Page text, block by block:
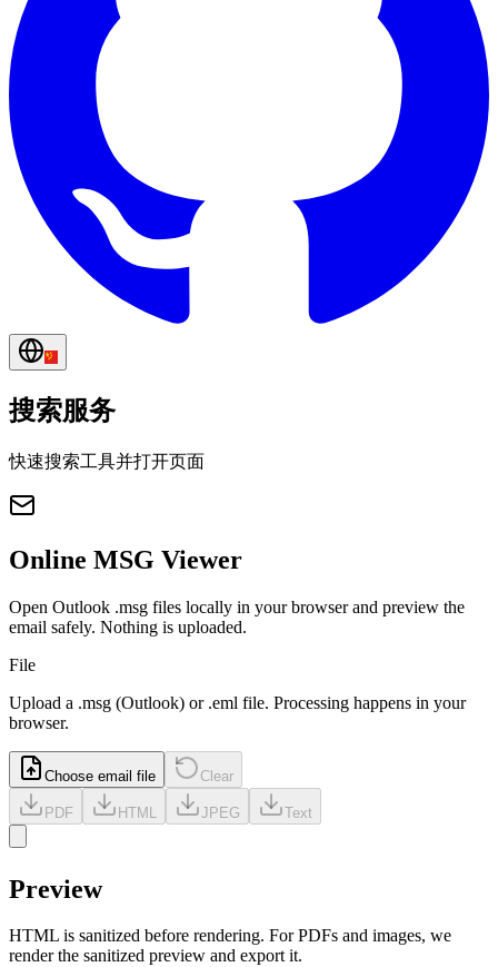
搜索服务
快速搜索工具并打开页面
Online MSG Viewer
Open Outlook .msg files locally in your browser and preview the
email safely. Nothing is uploaded.
File
Upload a .msg (Outlook) or .eml file. Processing happens in your
browser.
Choose email file Clear
PDF HTML JPEG Text
Preview
HTML is sanitized before rendering. For PDFs and images, we
render the sanitized preview and export it.